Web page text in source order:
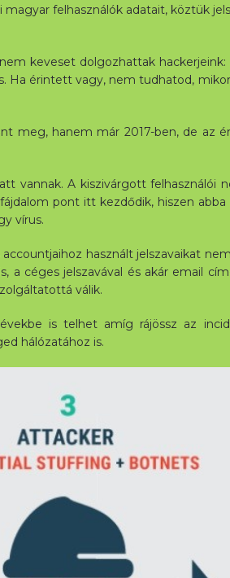
felhasználók adatait, köztük
keveset dolgozhattak
Ha érintett vagy, nem tudhatod,
meg, hanem már 2017-ben, de az
vannak. A kiszivárgott felhasználói
pont itt kezdődik, hiszen
vírus.
használt jelszavaikat
a céges jelszavával és akár email
válik.
is telhet amíg rájössz az
hálózatához is.